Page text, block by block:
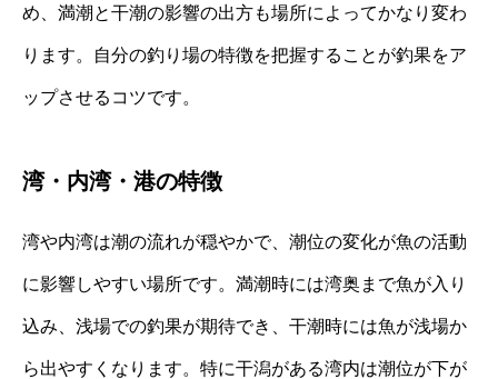
め、満潮と干潮の影響の出方も場所によってかなり変わ
ります。自分の釣り場の特徴を把握することが釣果をア
ップさせるコツです。
湾・内湾・港の特徴
湾や内湾は潮の流れが穏やかで、潮位の変化が魚の活動
に影響しやすい場所です。満潮時には湾奥まで魚が入り
込み、浅場での釣果が期待でき、干潮時には魚が浅場か
ら出やすくなります。特に干潟がある湾内は潮位が下が